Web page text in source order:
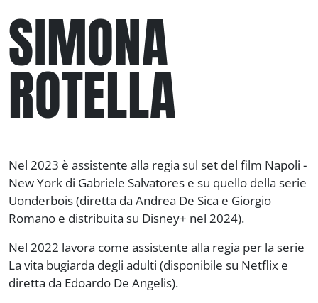
SIMONA
ROTELLA
Nel 2023 è assistente alla regia sul set del film Napoli -
New York di Gabriele Salvatores e su quello della serie
Uonderbois(diretta da Andrea De Sica e Giorgio
Romano e distribuita su Disney+ nel 2024).
Nel 2022 lavora come assistente alla regia per la serie
La vita bugiarda degli adulti (disponibile su Netflix e
diretta da Edoardo De Angelis).